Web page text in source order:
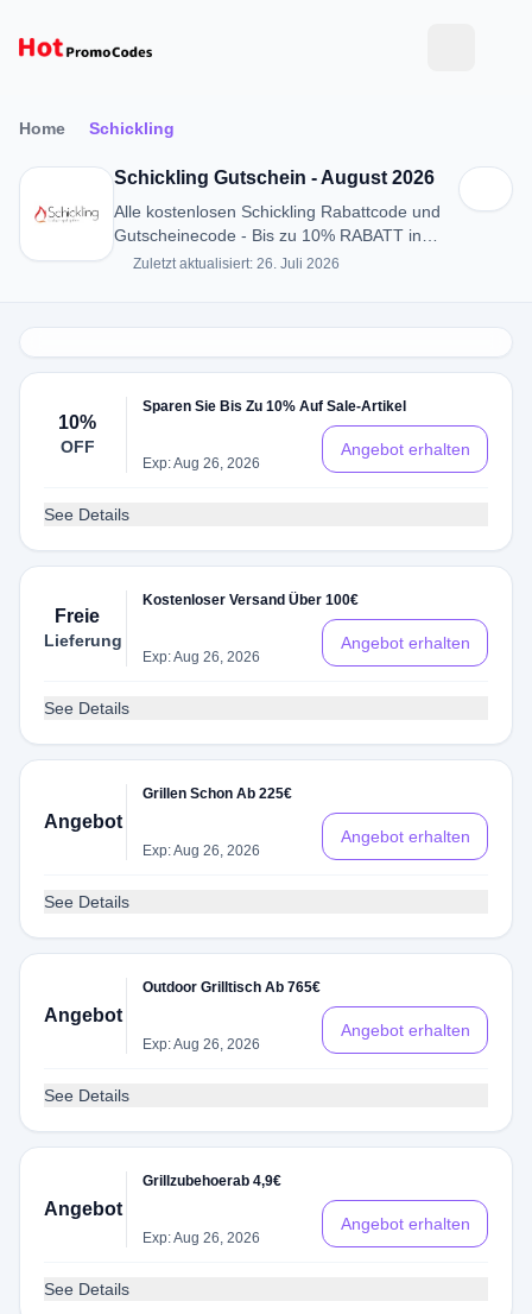
Home Schickling
Schickling Gutschein - August 2026
Alle kostenlosen Schickling Rabattcode und
Gutscheinecode - Bis zu 10% RABATT in
August 2026
Zuletzt aktualisiert: 26. Juli 2026
10%
OFF
Sparen Sie Bis Zu 10% Auf Sale-Artikel
Exp: Aug 26, 2026
Angebot erhalten
See Details
Freie
Lieferung
Kostenloser Versand Über 100€
Exp: Aug 26, 2026
Angebot erhalten
See Details
Angebot
Grillen Schon Ab 225€
Exp: Aug 26, 2026
Angebot erhalten
See Details
Angebot
Outdoor Grilltisch Ab 765€
Exp: Aug 26, 2026
Angebot erhalten
See Details
Angebot
Grillzubehoerab 4,9€
Exp: Aug 26, 2026
Angebot erhalten
See Details